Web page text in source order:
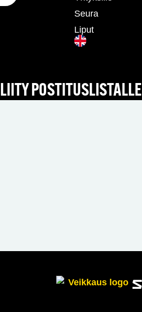
Seura
Liput
LIITY POSTITUSLISTALLE